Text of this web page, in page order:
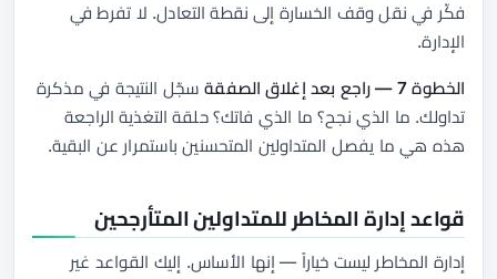
فكّر في نقل وقف الخسارة إلى نقطة التعادل. لا تفرط في
الإدارة.
الخطوة 7 — راجع بعد إغلاق الصفقة
سجّل النتيجة في مذكرة
تداولك. ما الذي نجح؟ ما الذي فاتك؟ حلقة التغذية الراجعة
هذه هي ما يفصل المتداولين المتحسنين باستمرار عن البقية.
قواعد إدارة المخاطر للمتداولين المتأرجحين
إدارة المخاطر ليست خياراً — إنها الأساس. إليك القواعد غير